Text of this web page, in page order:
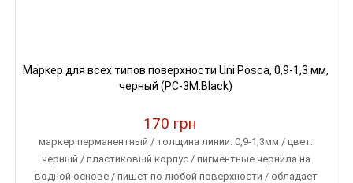
Маркер для всех типов поверхности Uni Posca, 0,9-1,3 мм,
черный (PC-3M.Black)
170 грн
маркер перманентный / толщина линии: 0,9-1,3мм / цвет:
черный / пластиковый корпус / пигментные чернила на
водной основе / пишет по любой поверхности / обладает